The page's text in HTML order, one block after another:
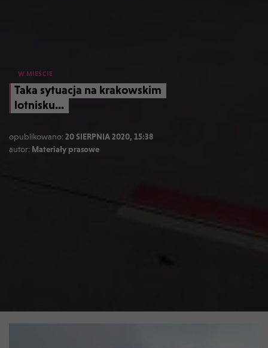
W MIEŚCIE
Taka sytuacja na krakowskim
lotnisku...
opublikowano:20 SIERPNIA 2020, 15:38
autor: Materiały prasowe